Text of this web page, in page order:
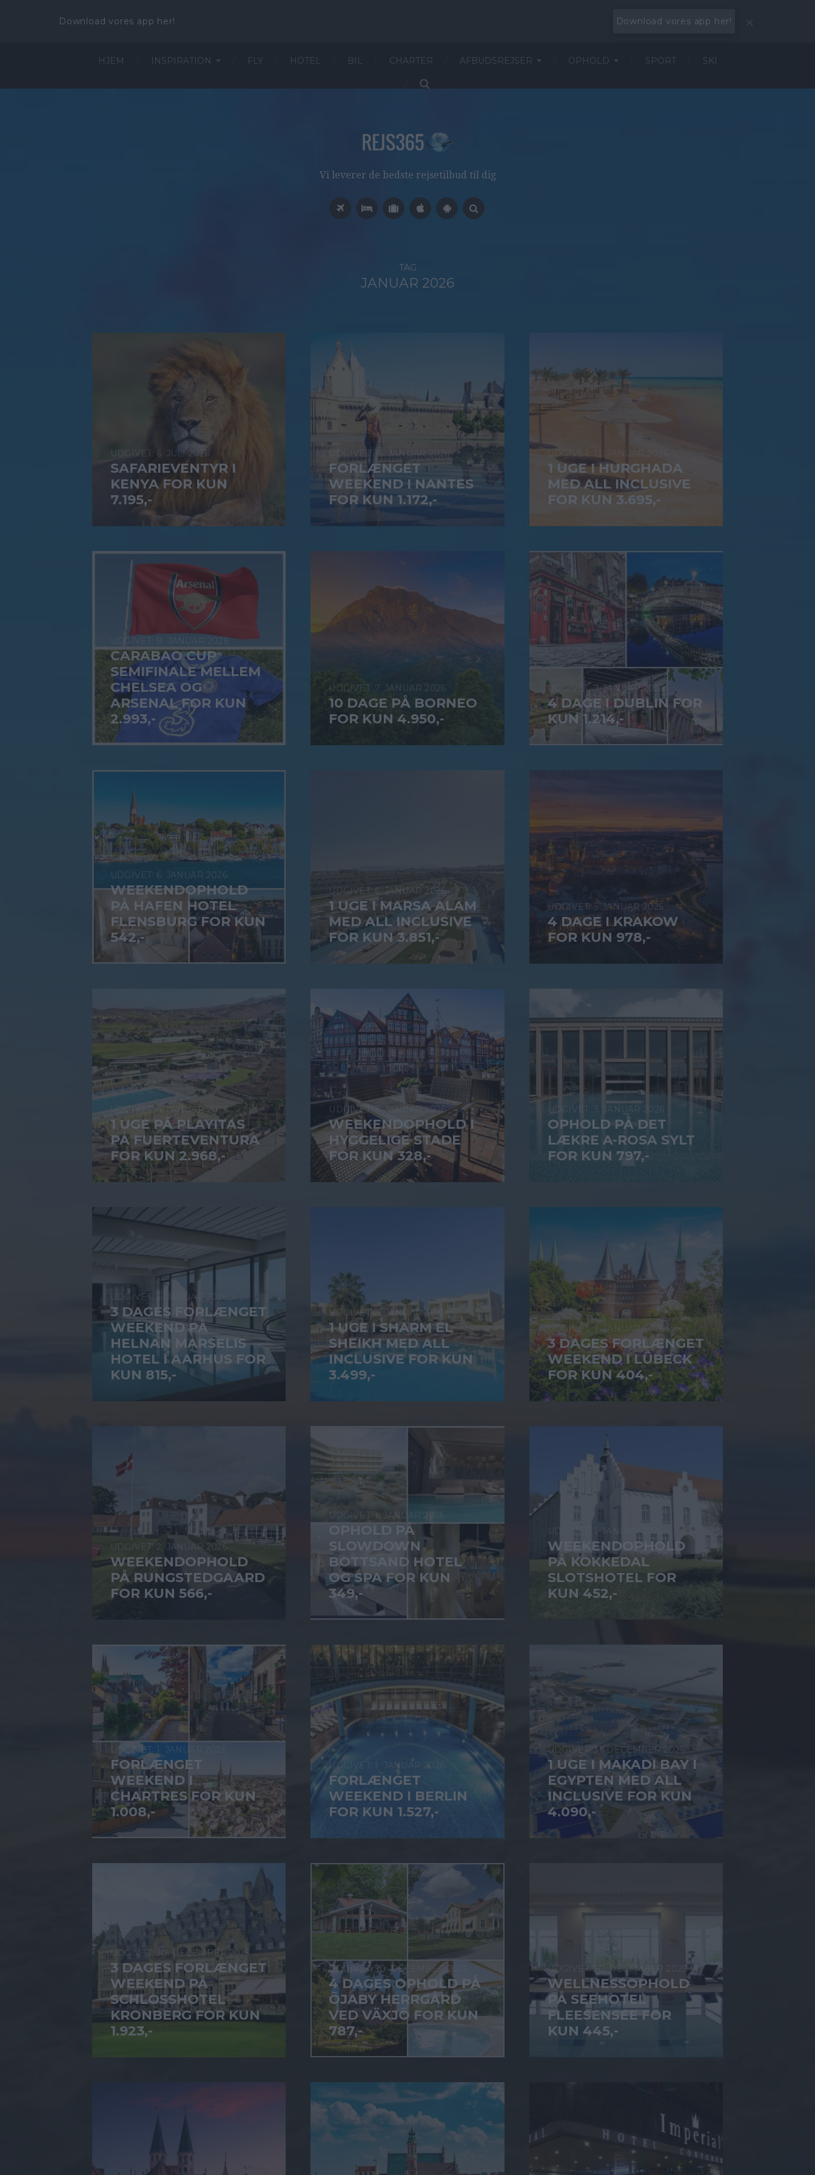
Download vores app her! Download vores app her!
HJEM INSPIRATION FLY HOTEL BIL CHARTER AFBUDSREJSER OPHOLD SPORT SKI
Vi leverer de bedste rejsetilbud til dig
TAG
JANUAR 2026
6. JULI 2026
SAFARIEVENTYR I
KENYA FOR KUN
7.195,-
16. JANUAR 2026
FORLÆNGET
WEEKEND I NANTES
FOR KUN 1.172,-
13. JANUAR 2026
1 UGE I HURGHADA
MED ALL INCLUSIVE
FOR KUN 3.695,-
8. JANUAR 2026
CARABAO CUP
SEMIFINALE MELLEM
CHELSEA OG
ARSENAL FOR KUN
2.993,-
7. JANUAR 2026
10 DAGE PÅ BORNEO
FOR KUN 4.950,-
7. JANUAR 2026
4 DAGE I DUBLIN FOR
KUN 1.214,-
6. JANUAR 2026
WEEKENDOPHOLD
PÅ HAFEN HOTEL
FLENSBURG FOR KUN
542,-
6. JANUAR 2026
1 UGE I MARSA ALAM
MED ALL INCLUSIVE
FOR KUN 3.851,-
5. JANUAR 2026
4 DAGE I KRAKOW
FOR KUN 978,-
4. JANUAR 2026
1 UGE PÅ PLAYITAS
PÅ FUERTEVENTURA
FOR KUN 2.968,-
3. JANUAR 2026
WEEKENDOPHOLD I
HYGGELIGE STADE
FOR KUN 328,-
3. JANUAR 2026
OPHOLD PÅ DET
LÆKRE A-ROSA SYLT
FOR KUN 797,-
3. JANUAR 2026
3 DAGES FORLÆNGET
WEEKEND PÅ
HELNAN MARSELIS
HOTEL I AARHUS FOR
KUN 815,-
3. JANUAR 2026
1 UGE I SHARM EL
SHEIKH MED ALL
INCLUSIVE FOR KUN
3.499,-
3. JANUAR 2026
3 DAGES FORLÆNGET
WEEKEND I LÜBECK
FOR KUN 404,-
2. JANUAR 2026
WEEKENDOPHOLD
PÅ RUNGSTEDGAARD
FOR KUN 566,-
1. JANUAR 2026
OPHOLD PÅ
SLOWDOWN
BOTTSAND HOTEL
OG SPA FOR KUN
349,-
1. JANUAR 2026
WEEKENDOPHOLD
PÅ KOKKEDAL
SLOTSHOTEL FOR
KUN 452,-
1. JANUAR 2026
FORLÆNGET
WEEKEND I
CHARTRES FOR KUN
1.008,-
1. JANUAR 2026
FORLÆNGET
WEEKEND I BERLIN
FOR KUN 1.527,-
31. DECEMBER 2025
1 UGE I MAKADI BAY I
EGYPTEN MED ALL
INCLUSIVE FOR KUN
4.090,-
30. DECEMBER 2025
3 DAGES FORLÆNGET
WEEKEND PÅ
SCHLOSSHOTEL
KRONBERG FOR KUN
1.923,-
30. DECEMBER 2025
4 DAGES OPHOLD PÅ
ÖJABY HERRGÅRD
VED VÄXJÖ FOR KUN
787,-
30. DECEMBER 2025
WELLNESSOPHOLD
PÅ SEEHOTEL
FLEESENSEE FOR
KUN 445,-